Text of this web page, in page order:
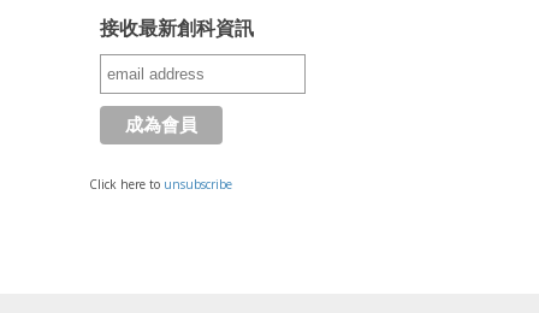
接收最新創科資訊
Click here to unsubscribe